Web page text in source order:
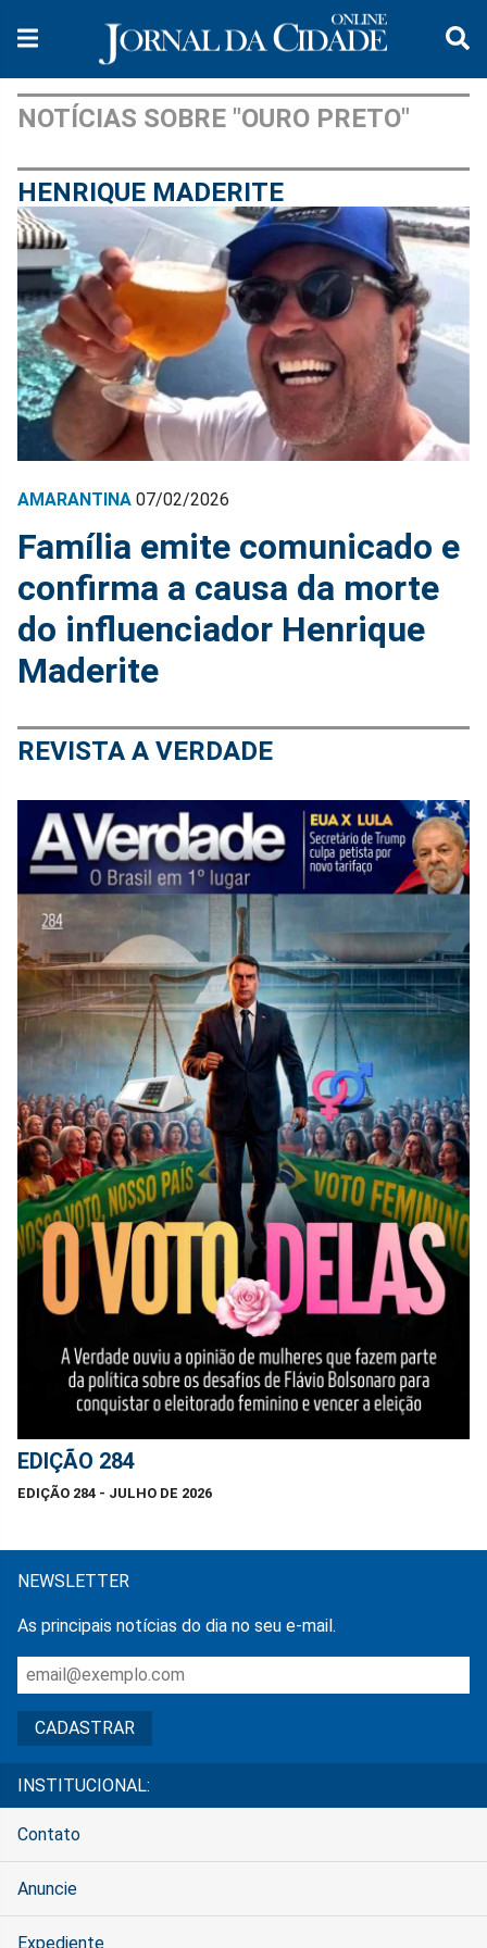
NOTÍCIAS SOBRE "OURO PRETO"
HENRIQUE MADERITE
AMARANTINA 07/02/2026
Família emite comunicado e
confirma a causa da morte
do influenciador Henrique
Maderite
REVISTA A VERDADE
EDIÇÃO 284
EDIÇÃO 284 - JULHO DE 2026
NEWSLETTER
As principais notícias do dia no seu e-mail.
INSTITUCIONAL:
Contato
Anuncie
Expediente